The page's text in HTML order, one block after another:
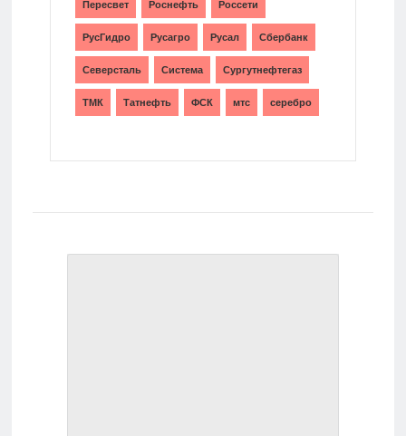
Пересвет Роснефть Россети
РусГидро Русагро Русал Сбербанк
Северсталь Система Сургутнефтегаз
ТМК Татнефть ФСК мтс серебро